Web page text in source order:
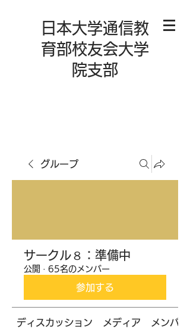
日本大学通信教
育部校友会大学
院支部
グループ
サークル８：準備中
公開 · 65名のメンバー
参加する
ディスカッション メディア メンバー